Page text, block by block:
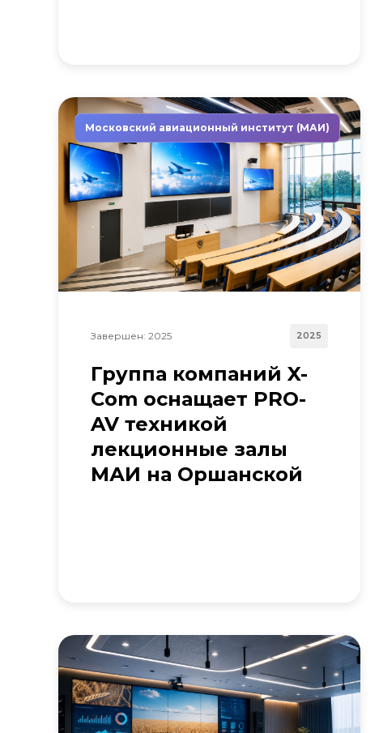
Московский авиационный институт (МАИ)
Завершен: 2025 2025
Группа компаний X-
Com оснащает PRO-
AV техникой
лекционные залы
МАИ на Оршанской